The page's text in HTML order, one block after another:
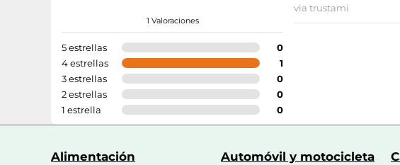
1 Valoraciones
5 estrellas
0
4 estrellas
1
3 estrellas
0
2 estrellas
0
1 estrella
0
via trustami
Alimentación Automóvil y motocicleta